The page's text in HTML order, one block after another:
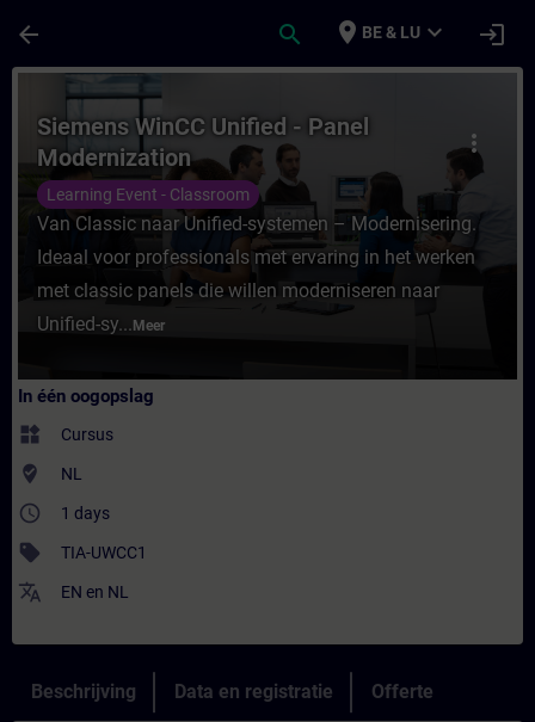
arrow_back search place BE & LU expand_more login
Cursus - Siemens WinCC Unified -
more_vert
Siemens WinCC Unified - Panel
Modernization
Learning Event - Classroom
Van Classic naar Unified-systemen – Modernisering.
Ideaal voor professionals met ervaring in het werken
met classic panels die willen moderniseren naar
Unified-sy... Meer
In één oogopslag
widgets Cursus
where_to_vote NL
access_time 1 days
sell TIA-UWCC1
translate EN en NL
Beschrijving Data en registratie Offerte